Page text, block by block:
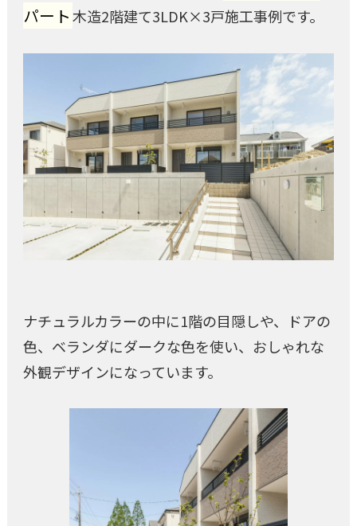
パート木造2階建て3LDK×3戸施工事例です。
ナチュラルカラーの中に1階の目隠しや、ドアの
色、ベランダにダークな色を使い、おしゃれな
外観デザインになっています。